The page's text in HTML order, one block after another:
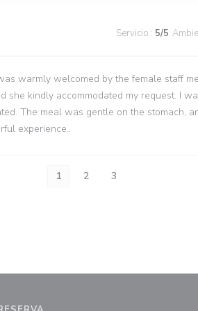
Servicio : 5/5
warmly welcomed by the female staff
she kindly accommodated my request. I
The meal was gentle on the stomach,
experience..
1 2 3